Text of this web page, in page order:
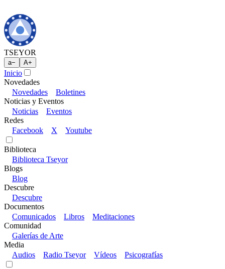
TSEYOR
a− A+
Inicio
Novedades
Novedades
Boletines
Noticias y Eventos
Noticias
Eventos
Redes
Facebook
X Youtube
Biblioteca
Biblioteca Tseyor
Blogs
Blog
Descubre
Descubre
Documentos
Comunicados
Libros
Meditaciones
Comunidad
Galerías de Arte
Media
Audios
Radio Tseyor Vídeos Psicografías